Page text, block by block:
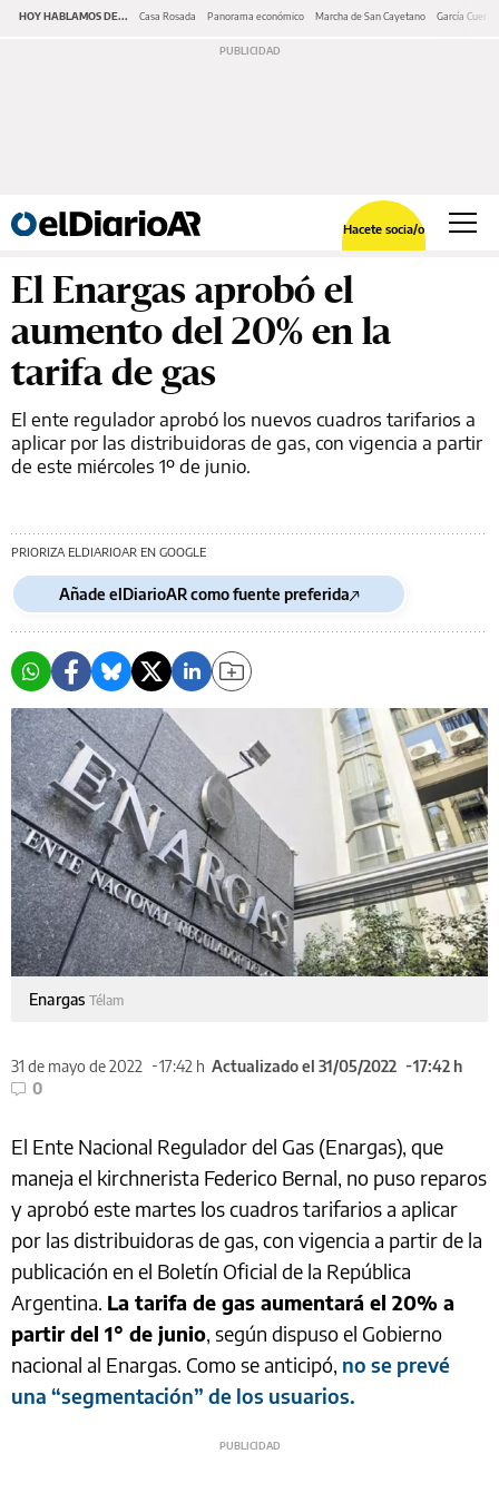
HOY HABLAMOS DE... Casa Rosada Panorama económico Marcha de San Cayetano García Cuerva
Hacete socia/o
El Enargas aprobó el
aumento del 20% en la
tarifa de gas
El ente regulador aprobó los nuevos cuadros tarifarios a
aplicar por las distribuidoras de gas, con vigencia a partir
de este miércoles 1º de junio.
PRIORIZA ELDIARIOAR EN GOOGLE
Añade elDiarioAR como fuente preferida
Enargas Télam
31 de mayo de 2022 17:42 h Actualizado el 31/05/2022
17:42 h
0
El Ente Nacional Regulador del Gas (Enargas), que
maneja el kirchnerista Federico Bernal, no puso reparos
y aprobó este martes los cuadros tarifarios a aplicar
por las distribuidoras de gas, con vigencia a partir de la
publicación en el Boletín Oficial de la República
Argentina. La tarifa de gas aumentará el 20% a
partir del 1° de junio, según dispuso el Gobierno
nacional al Enargas. Como se anticipó, no se prevé
una “segmentación” de los usuarios.